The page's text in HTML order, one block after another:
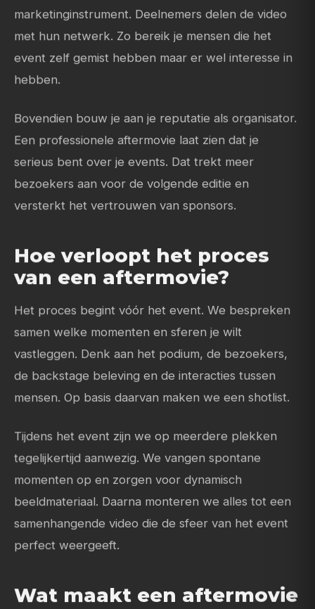
marketinginstrument. Deelnemers delen de video
met hun netwerk. Zo bereik je mensen die het
event zelf gemist hebben maar er wel interesse in
hebben.
Bovendien bouw je aan je reputatie als organisator.
Een professionele aftermovie laat zien dat je
serieus bent over je events. Dat trekt meer
bezoekers aan voor de volgende editie en
versterkt het vertrouwen van sponsors.
Hoe verloopt het proces
van een aftermovie?
Het proces begint vóór het event. We bespreken
samen welke momenten en sferen je wilt
vastleggen. Denk aan het podium, de bezoekers,
de backstage beleving en de interacties tussen
mensen. Op basis daarvan maken we een shotlist.
Tijdens het event zijn we op meerdere plekken
tegelijkertijd aanwezig. We vangen spontane
momenten op en zorgen voor dynamisch
beeldmateriaal. Daarna monteren we alles tot een
samenhangende video die de sfeer van het event
perfect weergeeft.
Wat maakt een aftermovie